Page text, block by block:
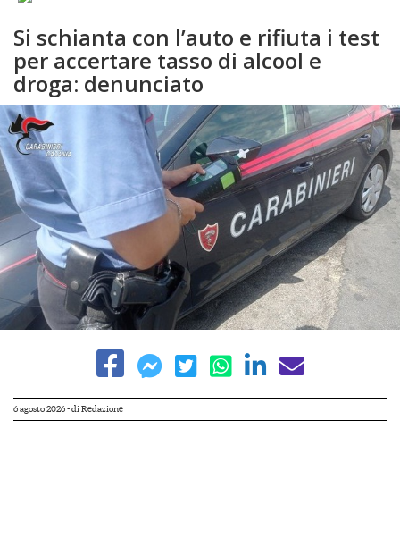
Si schianta con l’auto e rifiuta i test
per accertare tasso di alcool e
droga: denunciato
6 agosto 2026- di Redazione